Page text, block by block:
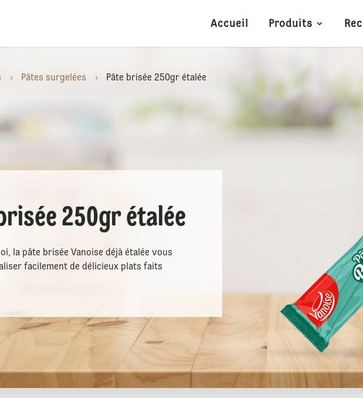
Accueil Produits
5 Pâtes surgelées 5 Pâte brisée 250gr étalée
250gr étalée
la pâte brisée Vanoise déjà étalée vous
facilement de délicieux plats faits